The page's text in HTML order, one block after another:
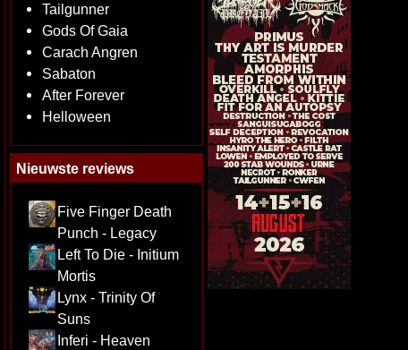
Tailgunner
Gods Of Gaia
Carach Angren
Sabaton
After Forever
Helloween
Nieuwste reviews
Five Finger Death
Punch - Legacy
Left To Die - Initium
Mortis
Lynx - Trinity Of
Suns
Inferi - Heaven